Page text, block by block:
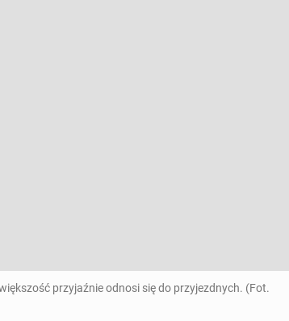
przyjaźnie odnosi się do przyjezdnych. (Fot.